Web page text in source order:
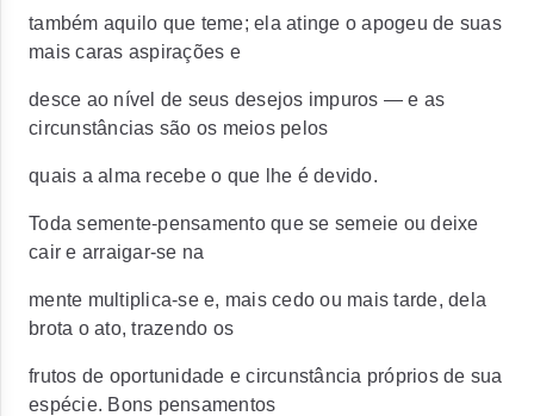
também aquilo que teme; ela atinge o apogeu de suas
mais caras aspirações e
desce ao nível de seus desejos impuros — e as
circunstâncias são os meios pelos
quais a alma recebe o que lhe é devido.
Toda semente-pensamento que se semeie ou deixe
cair e arraigar-se na
mente multiplica-se e, mais cedo ou mais tarde, dela
brota o ato, trazendo os
frutos de oportunidade e circunstância próprios de sua
espécie. Bons pensamentos